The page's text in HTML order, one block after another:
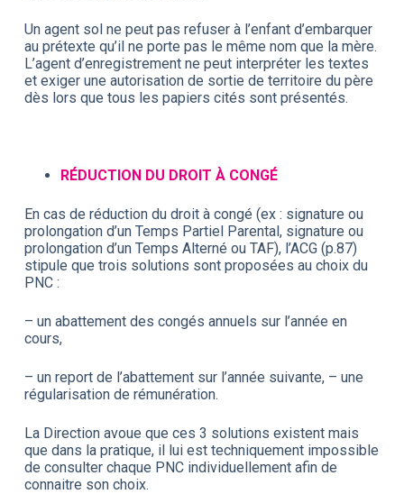
Un agent sol ne peut pas refuser à l’enfant d’embarquer
au prétexte qu’il ne porte pas le même nom que la mère.
L’agent d’enregistrement ne peut interpréter les textes
et exiger une autorisation de sortie de territoire du père
dès lors que tous les papiers cités sont présentés.
RÉDUCTION DU DROIT À CONGÉ
En cas de réduction du droit à congé (ex : signature ou
prolongation d’un Temps Partiel Parental, signature ou
prolongation d’un Temps Alterné ou TAF), l’ACG (p.87)
stipule que trois solutions sont proposées au choix du
PNC :
– un abattement des congés annuels sur l’année en
cours,
– un report de l’abattement sur l’année suivante, – une
régularisation de rémunération.
La Direction avoue que ces 3 solutions existent mais
que dans la pratique, il lui est techniquement impossible
de consulter chaque PNC individuellement afin de
connaitre son choix.